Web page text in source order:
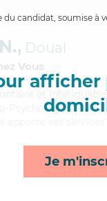
du candidat, soumise à
afficher
Je
Douai
Vous
et
Psychologique